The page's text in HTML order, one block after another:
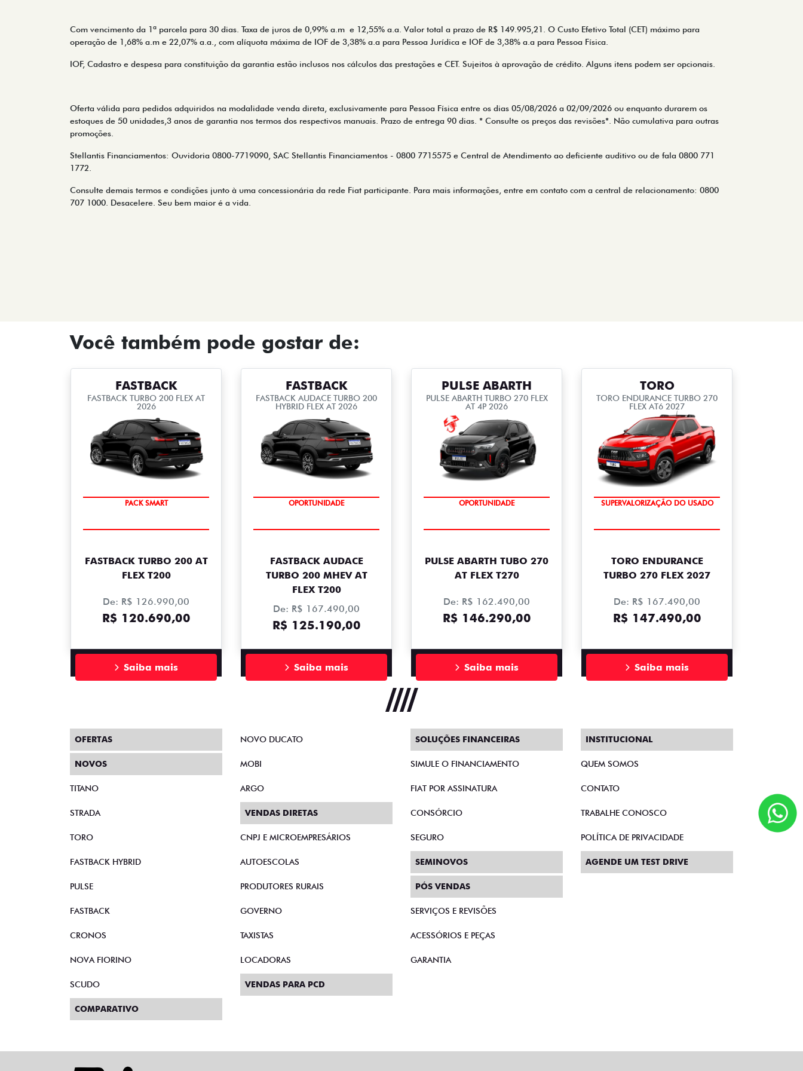
Com vencimento da 1ª parcela para 30 dias. Taxa de juros de 0,99% a.m e 12,55% a.a. Valor total a prazo de R$ 149.995,21. O Custo Efetivo Total (CET) máximo para
operação de 1,68% a.m e 22,07% a.a., com alíquota máxima de IOF de 3,38% a.a para Pessoa Jurídica e IOF de 3,38% a.a para Pessoa Física.
IOF, Cadastro e despesa para constituição da garantia estão inclusos nos cálculos das prestações e CET. Sujeitos à aprovação de crédito. Alguns itens podem ser opcionais.
Oferta válida para pedidos adquiridos na modalidade venda direta, exclusivamente para Pessoa Física entre os dias 05/08/2026 a 02/09/2026 ou enquanto durarem os
estoques de 50 unidades,3 anos de garantia nos termos dos respectivos manuais. Prazo de entrega 90 dias. * Consulte os preços das revisões*. Não cumulativa para outras
promoções.
Stellantis Financiamentos: Ouvidoria 0800-7719090, SAC Stellantis Financiamentos - 0800 7715575 e Central de Atendimento ao deficiente auditivo ou de fala 0800 771
1772.
Consulte demais termos e condições junto à uma concessionária da rede Fiat participante. Para mais informações, entre em contato com a central de relacionamento: 0800
707 1000. Desacelere. Seu bem maior é a vida.
Você também pode gostar de:
FASTBACK
FASTBACK TURBO 200 FLEX AT
2026
PACK SMART
FASTBACK TURBO 200 AT
FLEX T200
De: R$ 126.990,00
R$ 120.690,00
Saiba mais
FASTBACK
FASTBACK AUDACE TURBO 200
HYBRID FLEX AT 2026
OPORTUNIDADE
FASTBACK AUDACE
TURBO 200 MHEV AT
FLEX T200
De: R$ 167.490,00
R$ 125.190,00
Saiba mais
PULSE ABARTH
PULSE ABARTH TURBO 270 FLEX
AT 4P 2026
OPORTUNIDADE
PULSE ABARTH TUBO 270
AT FLEX T270
De: R$ 162.490,00
R$ 146.290,00
Saiba mais
TORO
TORO ENDURANCE TURBO 270
FLEX AT6 2027
SUPERVALORIZAÇÃO DO USADO
TORO ENDURANCE
TURBO 270 FLEX 2027
De: R$ 167.490,00
R$ 147.490,00
Saiba mais
OFERTAS
NOVOS
TITANO
STRADA
TORO
FASTBACK HYBRID
PULSE
FASTBACK
CRONOS
NOVA FIORINO
SCUDO
NOVO DUCATO
MOBI
ARGO
VENDAS DIRETAS
CNPJ E MICROEMPRESÁRIOS
AUTOESCOLAS
PRODUTORES RURAIS
GOVERNO
TAXISTAS
LOCADORAS
VENDAS PARA PCD
SOLUÇÕES FINANCEIRAS
SIMULE O FINANCIAMENTO
FIAT POR ASSINATURA
CONSÓRCIO
SEGURO
SEMINOVOS
PÓS VENDAS
SERVIÇOS E REVISÕES
ACESSÓRIOS E PEÇAS
GARANTIA
INSTITUCIONAL
QUEM SOMOS
CONTATO
TRABALHE CONOSCO
POLÍTICA DE PRIVACIDADE
AGENDE UM TEST DRIVE
COMPARATIVO